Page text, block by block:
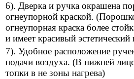
6). Дверка и ручка окрашена
огнеупорной краской.
огнеупорная краска более
и имеет красивый эстетический
7). Удобное расположение
подачи воздуха. (В нижней
топки в не зоны нагрева)